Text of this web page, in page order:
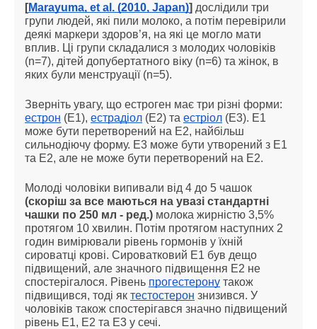
[Marayuma, et al. (2010, Japan)] дослідили три
групи людей, які пили молоко, а потім перевірили
деякі маркери здоров’я, на які це могло мати
вплив. Ці групи складалися з молодих чоловіків
(n=7), дітей допубертатного віку (n=6) та жінок, в
яких були менструації (n=5).
Зверніть увагу, що естроген має три різні форми:
естрон (Е1), естрадіол (Е2) та естріол (Е3). Е1
може бути перетворений на Е2, найбільш
сильнодіючу форму. Е3 може бути утворений з Е1
та Е2, але не може бути перетворений на Е2.
Молоді чоловіки випивали від 4 до 5 чашок
(скоріш за все маються на увазі стандартні
чашки по 250 мл - ред.) молока жирністю 3,5%
протягом 10 хвилин. Потім протягом наступних 2
годин вимірювали рівень гормонів у їхній
сироватці крові. Сироватковий Е1 був дещо
підвищений, але значного підвищення Е2 не
спостерігалося. Рівень прогестерону також
підвищився, тоді як тестостерон знизився. У
чоловіків також спостерігався значно підвищений
рівень Е1, Е2 та Е3 у сечі.